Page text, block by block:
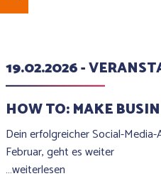
19.02.2026 -
HOW TO: MAKE
Dein erfolgreicher Social-
Februar, geht es weiter
…weiterlesen